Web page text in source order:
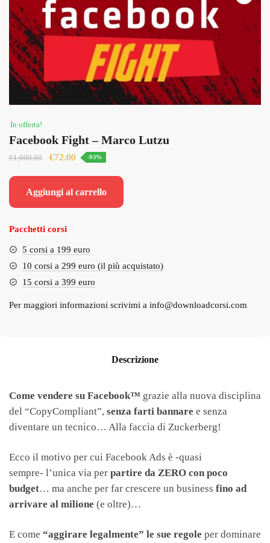
In offerta!
Facebook Fight – Marco Lutzu
€1,000.00
Il
era:
€72.00 Il
è:
-93%
Aggiungi al carrello
Pacchetti corsi
5 corsi a 199 euro
10 corsi a 299 euro (il più acquistato)
15 corsi a 399 euro
Per maggiori informazioni scrivimi a info@downloadcorsi.com
Descrizione
Come vendere su Facebook™ grazie alla nuova disciplina
del “CopyCompliant”, senza farti bannare e senza
diventare un tecnico… Alla faccia di Zuckerberg!
Ecco il motivo per cui Facebook Ads è -quasi
sempre- l’unica via per partire da ZERO con poco
budget… ma anche per far crescere un business fino ad
arrivare al milione (e oltre)…
E come “aggirare legalmente” le sue regole per dominare